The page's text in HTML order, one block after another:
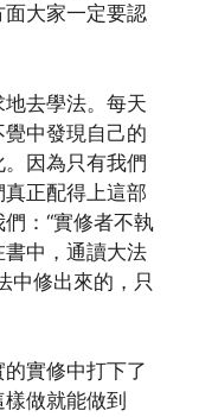
大家一定要認
去學法。每天
中發現自己的
因為只有我們
正配得上這部
：“實修者不執
中，通讀大法
中修出來的，只
實修中打下了
做就能做到